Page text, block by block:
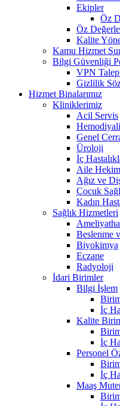
Ekipler
Öz
Öz
Kalite
Kamu Hizmet
Bilgi Güvenliği
VPN
Gizlilik
Hizmet Binalarımız
Kliniklerimiz
Acil Servis
Genel
Üroloji
İç
Aile
Ağız ve
Çocuk
Kadın
Sağlık Hizmetleri
Beslenme
Biyokimya
Eczane
Radyoloji
İdari Birimler
Bilgi İşlem
İç
Kalite
İç
Personel
İç
Maaş